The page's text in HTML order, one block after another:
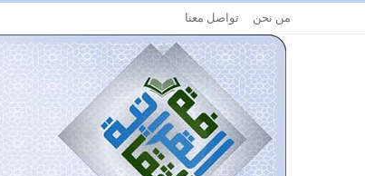
من نحن تواصل معنا